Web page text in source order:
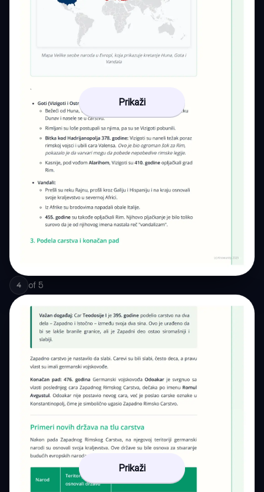
Prikaži
4 of 5
Prikaži